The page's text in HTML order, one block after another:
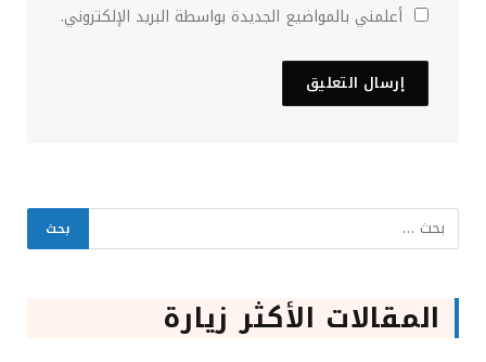
أعلمني بالمواضيع الجديدة بواسطة البريد الإلكتروني.
المقالات الأكثر زيارة